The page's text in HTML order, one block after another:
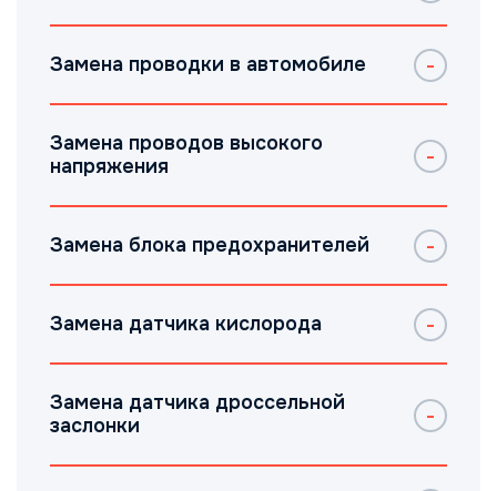
Замена проводки в автомобиле
Замена проводов высокого
напряжения
Замена блока предохранителей
Замена датчика кислорода
Замена датчика дроссельной
заслонки